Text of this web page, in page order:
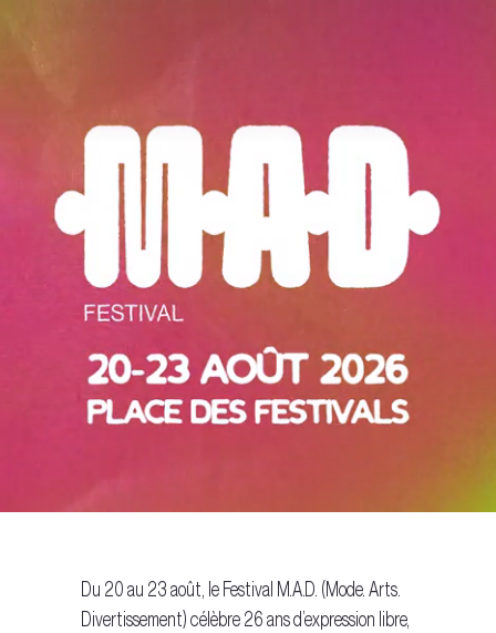
Du 20 au 23 août, le Festival M.A.D. (Mode. Arts.
Divertissement) célèbre 26 ans d’expression libre,